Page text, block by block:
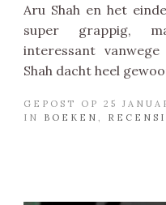
Aru Shah en het
super grappig,
interessant
Shah dacht heel
GEPOST OP 25
IN
BOEKEN ,